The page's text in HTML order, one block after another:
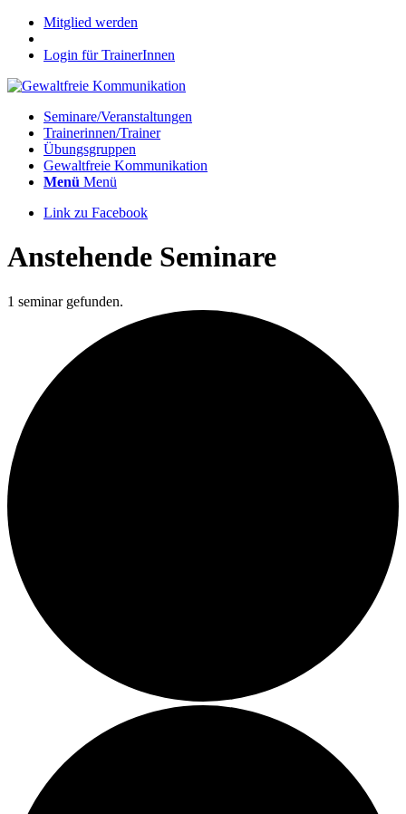
Mitglied werden
Login für TrainerInnen
Seminare/Veranstaltungen
Trainerinnen/Trainer
Übungsgruppen
Gewaltfreie Kommunikation
Menü Menü
Link zu Facebook
Anstehende Seminare
1 seminar gefunden.